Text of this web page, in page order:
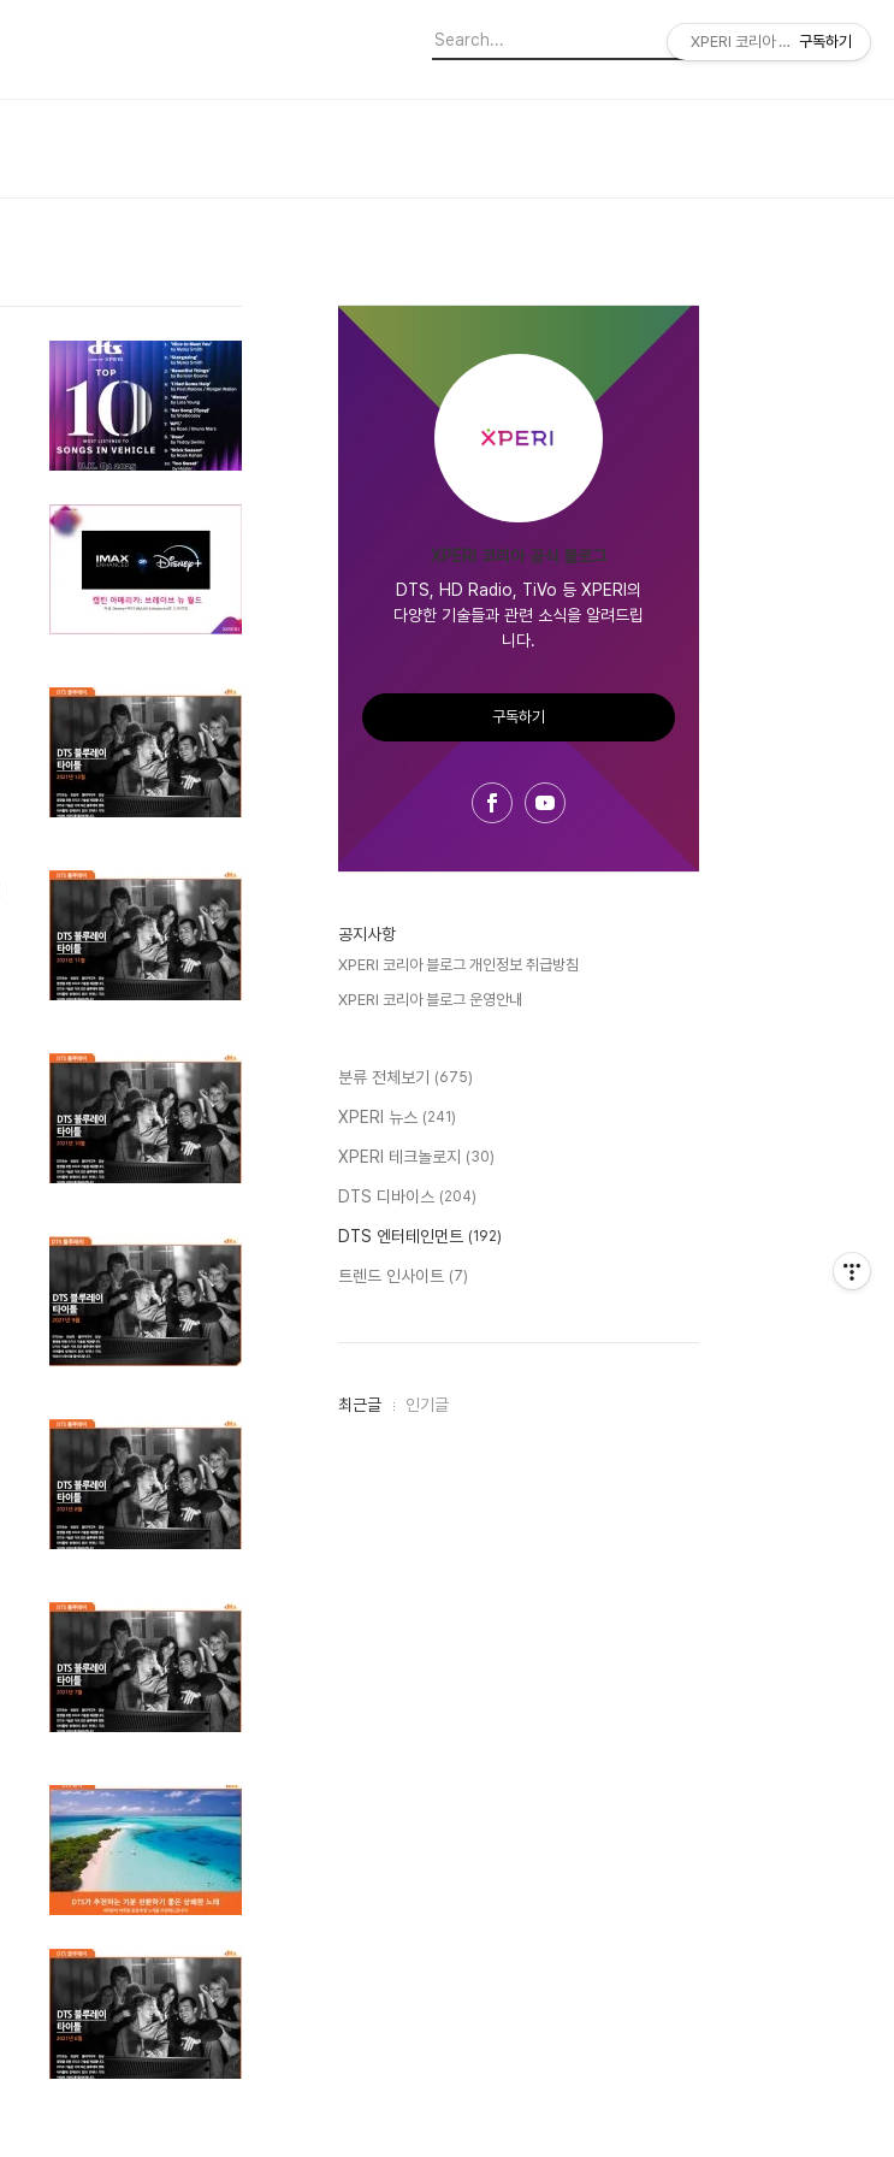
XPERI 코리아 공식 블로그
DTS, HD Radio, TiVo 등 XPERI의
다양한 기술들과 관련 소식을 알려드립
니다.
구독하기
공지사항
XPERI 코리아 블로그 개인정보 취급방침
XPERI 코리아 블로그 운영안내
분류 전체보기 (675)
XPERI 뉴스 (241)
XPERI 테크놀로지 (30)
DTS 디바이스 (204)
DTS 엔터테인먼트 (192)
트렌드 인사이트 (7)
최
최근글 인기글
XPERI 코리아 공식 블로그
구독하기